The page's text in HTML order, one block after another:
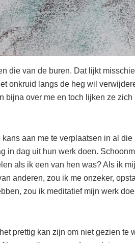
die van de buren. Dat lijkt
onkruid langs de heg wil
bijna over me en toch lijken ze zich
aan me te verplaatsen in al
in dag uit hun werk doen.
als ik een van hen was? Als ik
anderen, zou ik me onzeker,
zou ik meditatief mijn werk
prettig kan zijn om niet gezien te